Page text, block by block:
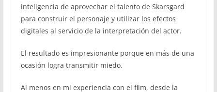
inteligencia de aprovechar el talento de Skarsgard
para construir el personaje y utilizar los efectos
digitales al servicio de la interpretación del actor.
El resultado es impresionante porque en más de una
ocasión logra transmitir miedo.
Al menos en mi experiencia con el film, desde la